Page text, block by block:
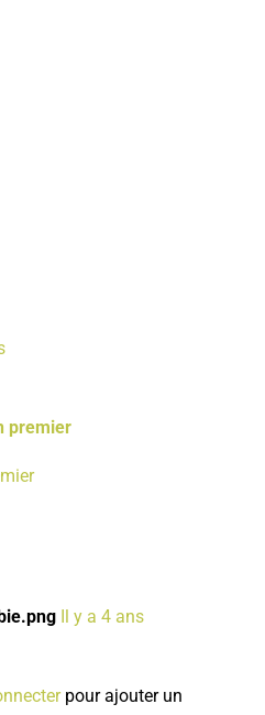
premier
Il y a 4 ans
pour ajouter un